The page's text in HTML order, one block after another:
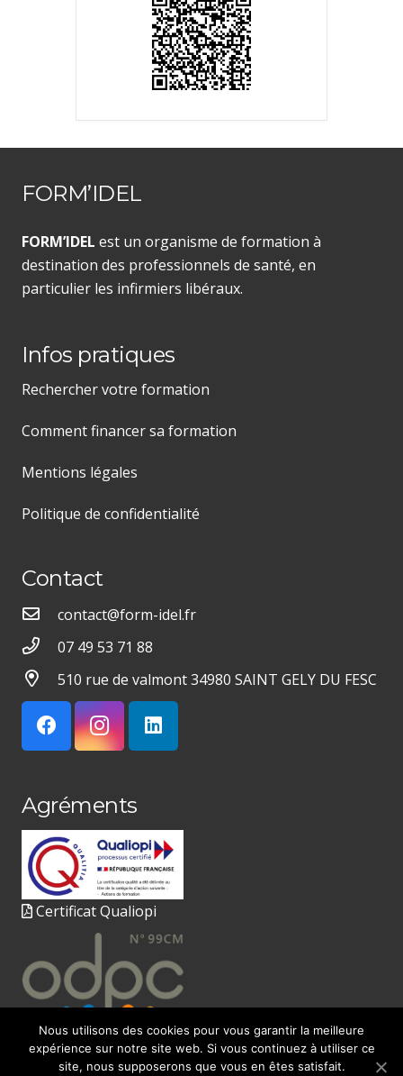
FORM’IDEL
FORM’IDEL est un organisme de formation à
destination des professionnels de santé, en
particulier les infirmiers libéraux.
Infos pratiques
Rechercher votre formation
Comment financer sa formation
Mentions légales
Politique de confidentialité
Contact
contact@form-idel.fr
07 49 53 71 88
510 rue de valmont 34980 SAINT GELY DU FESC
Agréments
Certificat Qualiopi
Nous utilisons des cookies pour vous garantir la meilleure
expérience sur notre site web. Si vous continuez à utiliser ce
site, nous supposerons que vous en êtes satisfait.